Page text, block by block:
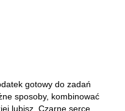
gotowy do zadań
sposoby, kombinować
lubisz. Czarne serce